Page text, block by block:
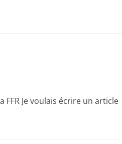
Je voulais écrire un article